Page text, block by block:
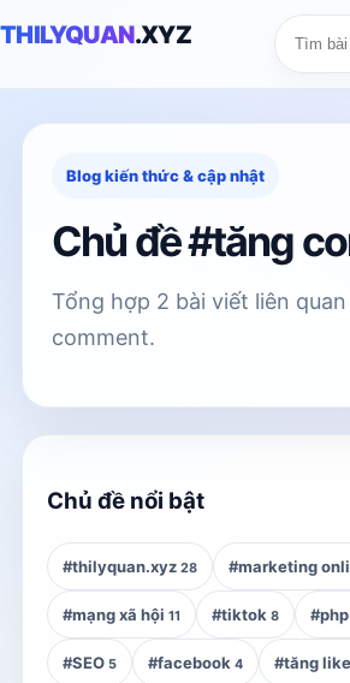
THILYQUAN.XYZ
Blog kiến thức & cập nhật
Chủ đề #tăng
Tổng hợp 2 bài viết liên
comment.
Chủ đề nổi bật
#thilyquan.xyz 28 #marketing
#mạng xã hội 11 #tiktok 8 #php
#SEO 5 #facebook 4 #tăng like